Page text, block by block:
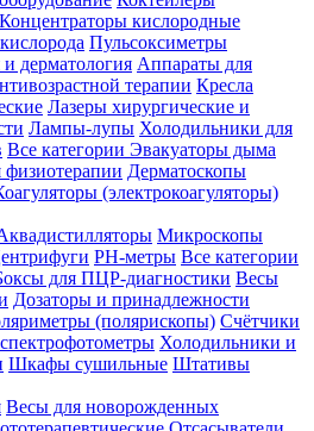
Концентраторы кислородные
Пульсоксиметры
дерматология Аппараты для
терапии Кресла
Лазеры хирургические и
Лампы-лупы Холодильники для
Все категории Эвакуаторы дыма
Дерматоскопы
(электрокоагуляторы)
Микроскопы
PH-метры Все категории
для ПЦР-диагностики Весы
Дозаторы и принадлежности
(полярископы) Счётчики
Холодильники и
Шкафы сушильные Штативы
Весы для новорожденных